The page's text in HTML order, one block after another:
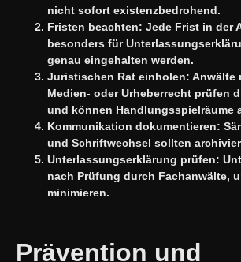
nicht sofort existenzbedrohend.
Fristen beachten: Jede Frist in der
besonders für
genau eingehalten werden.
Juristischen Rat einholen: Anwälte
Medien- oder Urheberrecht prüfen
und können Handlungsspielräume
Kommunikation dokumentieren:
und Schriftwechsel sollten
Unterlassungserklärung prüfen:
nach Prüfung durch Fachanwälte,
minimieren.
Prävention und